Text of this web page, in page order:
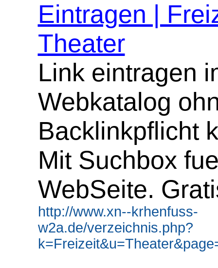
Eintragen |
Theater
Link eintragen
Webkatalog
Backlinkpflicht
Mit Suchbox
WebSeite.
http://www.xn--krhenfuss-
w2a.de/verzeichnis.php?